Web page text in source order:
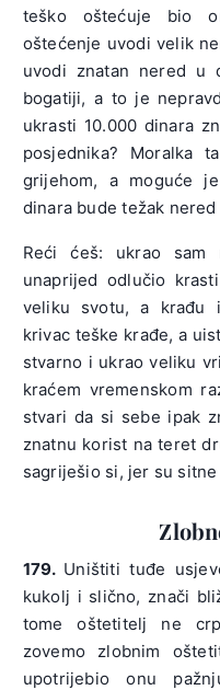
teško oštećuje bio
oštećenje uvodi velik
uvodi znatan nered u
bogatiji, a to je
ukrasti 10.000 dinara
posjednika? Moralka
grijehom, a moguće
dinara bude težak
Reći ćeš: ukrao sam
unaprijed odlučio
veliku svotu, a krađu
krivac teške krađe, a
stvarno i ukrao veliku
kraćem vremenskom
stvari da si sebe ipak
znatnu korist na teret
sagriješio si, jer su
179. Uništiti tuđe
kukolj i slično, znači
tome oštetitelj ne
zovemo zlobnim
upotrijebio onu